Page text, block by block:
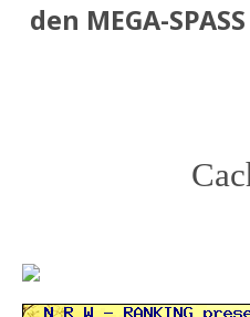
den MEGA-